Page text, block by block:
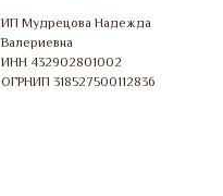
ИП Мудрецова Надежда
Валериевна
ИНН 432902801002
ОГРНИП 318527500112836